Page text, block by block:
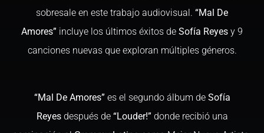
sobresale en este trabajo audiovisual. “Mal De
Amores” incluye los últimos éxitos de Sofía Reyes y 9
canciones nuevas que exploran múltiples géneros.
“Mal De Amores” es el segundo álbum de Sofía
Reyesdespués de “Louder!” donde recibió una